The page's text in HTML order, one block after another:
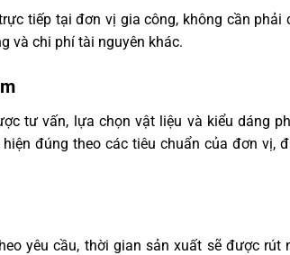
tiếp tại đơn vị gia công, không cần
và chi phí tài nguyên khác.
tư vấn, lựa chọn vật liệu và kiểu dáng
đúng theo các tiêu chuẩn của đơn vị,
yêu cầu, thời gian sản xuất sẽ được